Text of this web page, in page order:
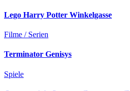
Lego Harry Potter Winkelgasse
Filme / Serien
Terminator Genisys
Spiele